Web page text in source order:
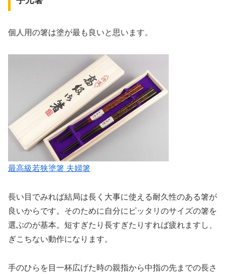
個人用の箸は塗が最も良いと思います。
最高級若狭塗箸 夫婦箸
長い目でみれば結局は長く大事に使える耐久性のある箸が
良いからです。そのために自分にピッタリのサイズの箸を
選ぶのが基本。短すぎたり長すぎたりすれば疲れますし、
ぎこちない動作になります。
手のひらを目一杯広げた時の親指から中指の先までの長さ